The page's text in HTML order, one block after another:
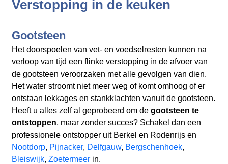
Verstopping in de keuken
Gootsteen
Het doorspoelen van vet- en voedselresten kunnen na
verloop van tijd een flinke verstopping in de afvoer van
de gootsteen veroorzaken met alle gevolgen van dien.
Het water stroomt niet meer weg of komt omhoog of er
ontstaan lekkages en stankklachten vanuit de gootsteen.
Heeft u alles zelf al geprobeerd om de gootsteen te
ontstoppen, maar zonder succes? Schakel dan een
professionele ontstopper uit Berkel en Rodenrijs en
Nootdorp, Pijnacker, Delfgauw, Bergschenhoek,
Bleiswijk, Zoetermeerin.